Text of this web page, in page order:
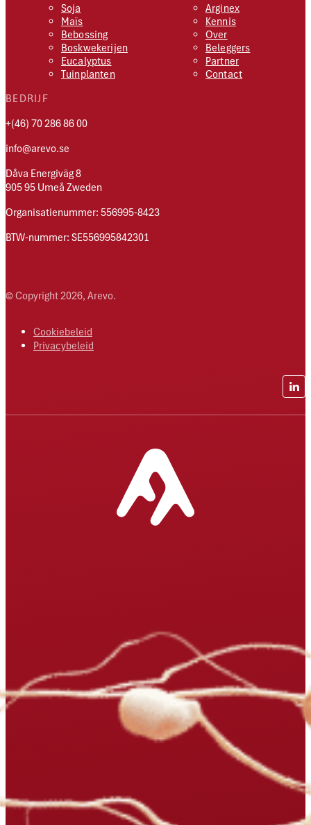
Soja
Maïs
Bebossing
Boskwekerijen
Eucalyptus
Tuinplanten
Arginex
Kennis
Over
Beleggers
Partner
Contact
BEDRIJF
+(46) 70 286 86 00
info@arevo.se
Dåva Energiväg 8
905 95 Umeå Zweden
Organisatienummer: 556995-8423
BTW-nummer: SE556995842301
© Copyright 2026, Arevo.
Cookiebeleid
Privacybeleid